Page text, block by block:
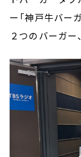
ー「神戸牛バー
２つのバーガー